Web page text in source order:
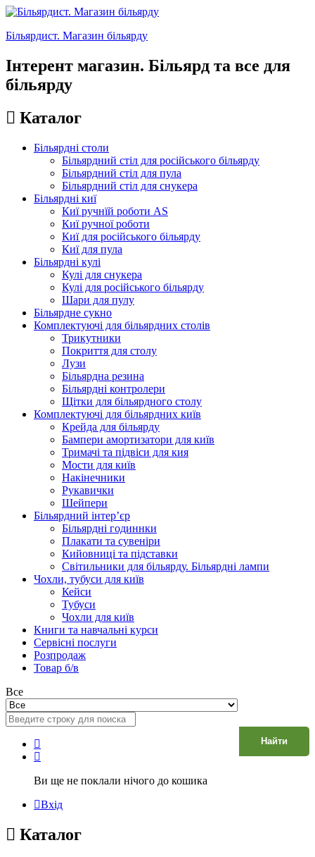
Більярдист. Магазин більярду
Інтерент магазин. Більярд та все для
більярду
Каталог
Більярдні столи
Більярдний стіл для російського більярду
Більярдний стіл для пула
Більярдний стіл для снукера
Більярдні киї
Киї ручнїй роботи AS
Киї ручної роботи
Киї для російського більярду
Киї для пула
Більярдні кулі
Кулі для снукера
Кулі для російського більярду
Шари для пулу
Більярдне сукно
Комплектуючі для більярдних столів
Трикутники
Покриття для столу
Лузи
Більярдна резина
Більярдні контролери
Щітки для більярдного столу
Комплектуючі для більярдних київ
Крейда для більярду
Бампери амортизатори для київ
Тримачі та підвіси для кия
Мости для київ
Накінечники
Рукавички
Шейпери
Більярдний інтер’єр
Більярдні годиннки
Плакати та сувеніри
Кийовниці та підставки
Світильники для більярду. Більярдні лампи
Чохли, тубуси для київ
Кейси
Тубуси
Чохли для київ
Книги та навчальні курси
Сервісні послуги
Розпродаж
Товар б/в
Все
Найти
Ви ще не поклали нічого до кошика
Вхід
Каталог